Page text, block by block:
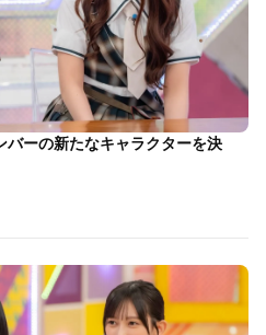
ーの新たなキャラクターを決